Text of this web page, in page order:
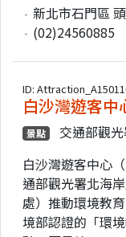
新北市石門區
(02)24560885
ID:
白沙灣遊客中
景點
交通部觀
白沙灣遊客中心
通部觀光署北海
處）推動環境教
境部認證的「環